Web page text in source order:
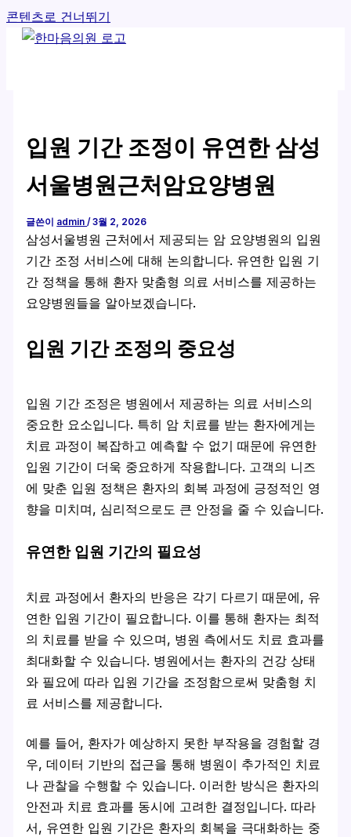
콘텐츠로 건너뛰기
입원 기간 조정이 유연한 삼성
서울병원근처암요양병원
글쓴이 admin/3월 2, 2026
삼성서울병원 근처에서 제공되는 암 요양병원의 입원
기간 조정 서비스에 대해 논의합니다. 유연한 입원 기
간 정책을 통해 환자 맞춤형 의료 서비스를 제공하는
요양병원들을 알아보겠습니다.
입원 기간 조정의 중요성
입원 기간 조정은 병원에서 제공하는 의료 서비스의
중요한 요소입니다. 특히 암 치료를 받는 환자에게는
치료 과정이 복잡하고 예측할 수 없기 때문에 유연한
입원 기간이 더욱 중요하게 작용합니다. 고객의 니즈
에 맞춘 입원 정책은 환자의 회복 과정에 긍정적인 영
향을 미치며, 심리적으로도 큰 안정을 줄 수 있습니다.
유연한 입원 기간의 필요성
치료 과정에서 환자의 반응은 각기 다르기 때문에, 유
연한 입원 기간이 필요합니다. 이를 통해 환자는 최적
의 치료를 받을 수 있으며, 병원 측에서도 치료 효과를
최대화할 수 있습니다. 병원에서는 환자의 건강 상태
와 필요에 따라 입원 기간을 조정함으로써 맞춤형 치
료 서비스를 제공합니다.
예를 들어, 환자가 예상하지 못한 부작용을 경험할 경
우, 데이터 기반의 접근을 통해 병원이 추가적인 치료
나 관찰을 수행할 수 있습니다. 이러한 방식은 환자의
안전과 치료 효과를 동시에 고려한 결정입니다. 따라
서, 유연한 입원 기간은 환자의 회복을 극대화하는 중